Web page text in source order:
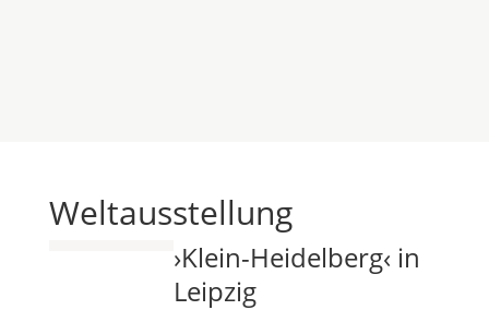
Weltausstellung
›Klein-Heidelberg‹ in
Leipzig